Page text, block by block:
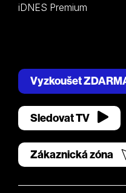
iDNES Premium
Vyzkoušet
Sledovat TV
Zákaznická zóna